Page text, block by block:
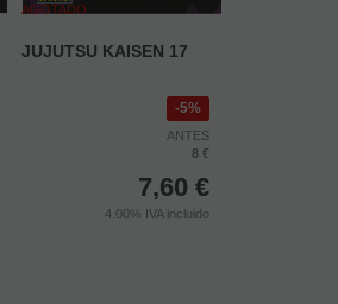
AGOTADO
JUJUTSU KAISEN 17
5%
ANTES
8 €
7,60 €
4.00% IVA incluido